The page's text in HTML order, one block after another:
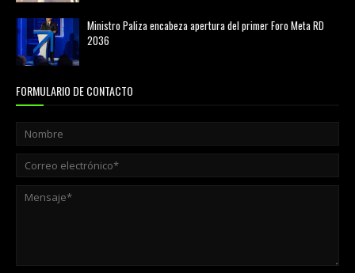
Ministro Paliza encabeza apertura del primer Foro Meta RD
2036
FORMULARIO DE CONTACTO